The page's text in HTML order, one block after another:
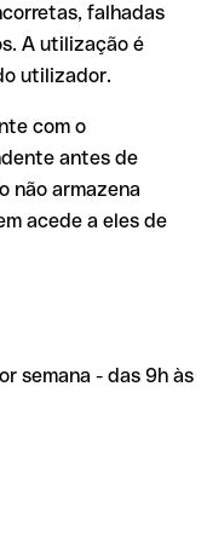
de teste.
de efetuar uma
gratuito e, em caso
destinatário. Esta
montantes
falhadas
A utilização é
utilizador.
com o
antes de
não armazena
acede a eles de
semana - das 9h às